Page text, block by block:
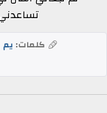
كلمات: يم